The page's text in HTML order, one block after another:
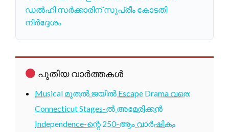
ഡൽഹി സർക്കാരിന് സുപ്രീം കോടതി
നിർദ്ദേശം
പുതിയ വാർത്തകൾ
Musical മുതൽ ജയിൽ Escape Drama വരെ:
Connecticut Stages-ൽ അമേരിക്കൻ
Independence-ന്റെ 250-ആം വാർഷികം